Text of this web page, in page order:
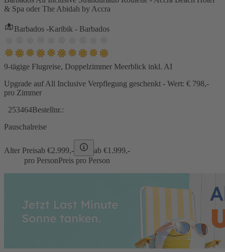
& Spa oder The Abidah by Accra
Barbados -Karibik - Barbados
9-tägige Flugreise, Doppelzimmer Meerblick inkl. AI
Upgrade auf All Inclusive Verpflegung geschenkt - Wert: € 798,-
pro Zimmer
253464Bestellnr.:
Pauschalreise
Alter Preisab €2.999,- ab €1.999,-
pro PersonPreis pro Person